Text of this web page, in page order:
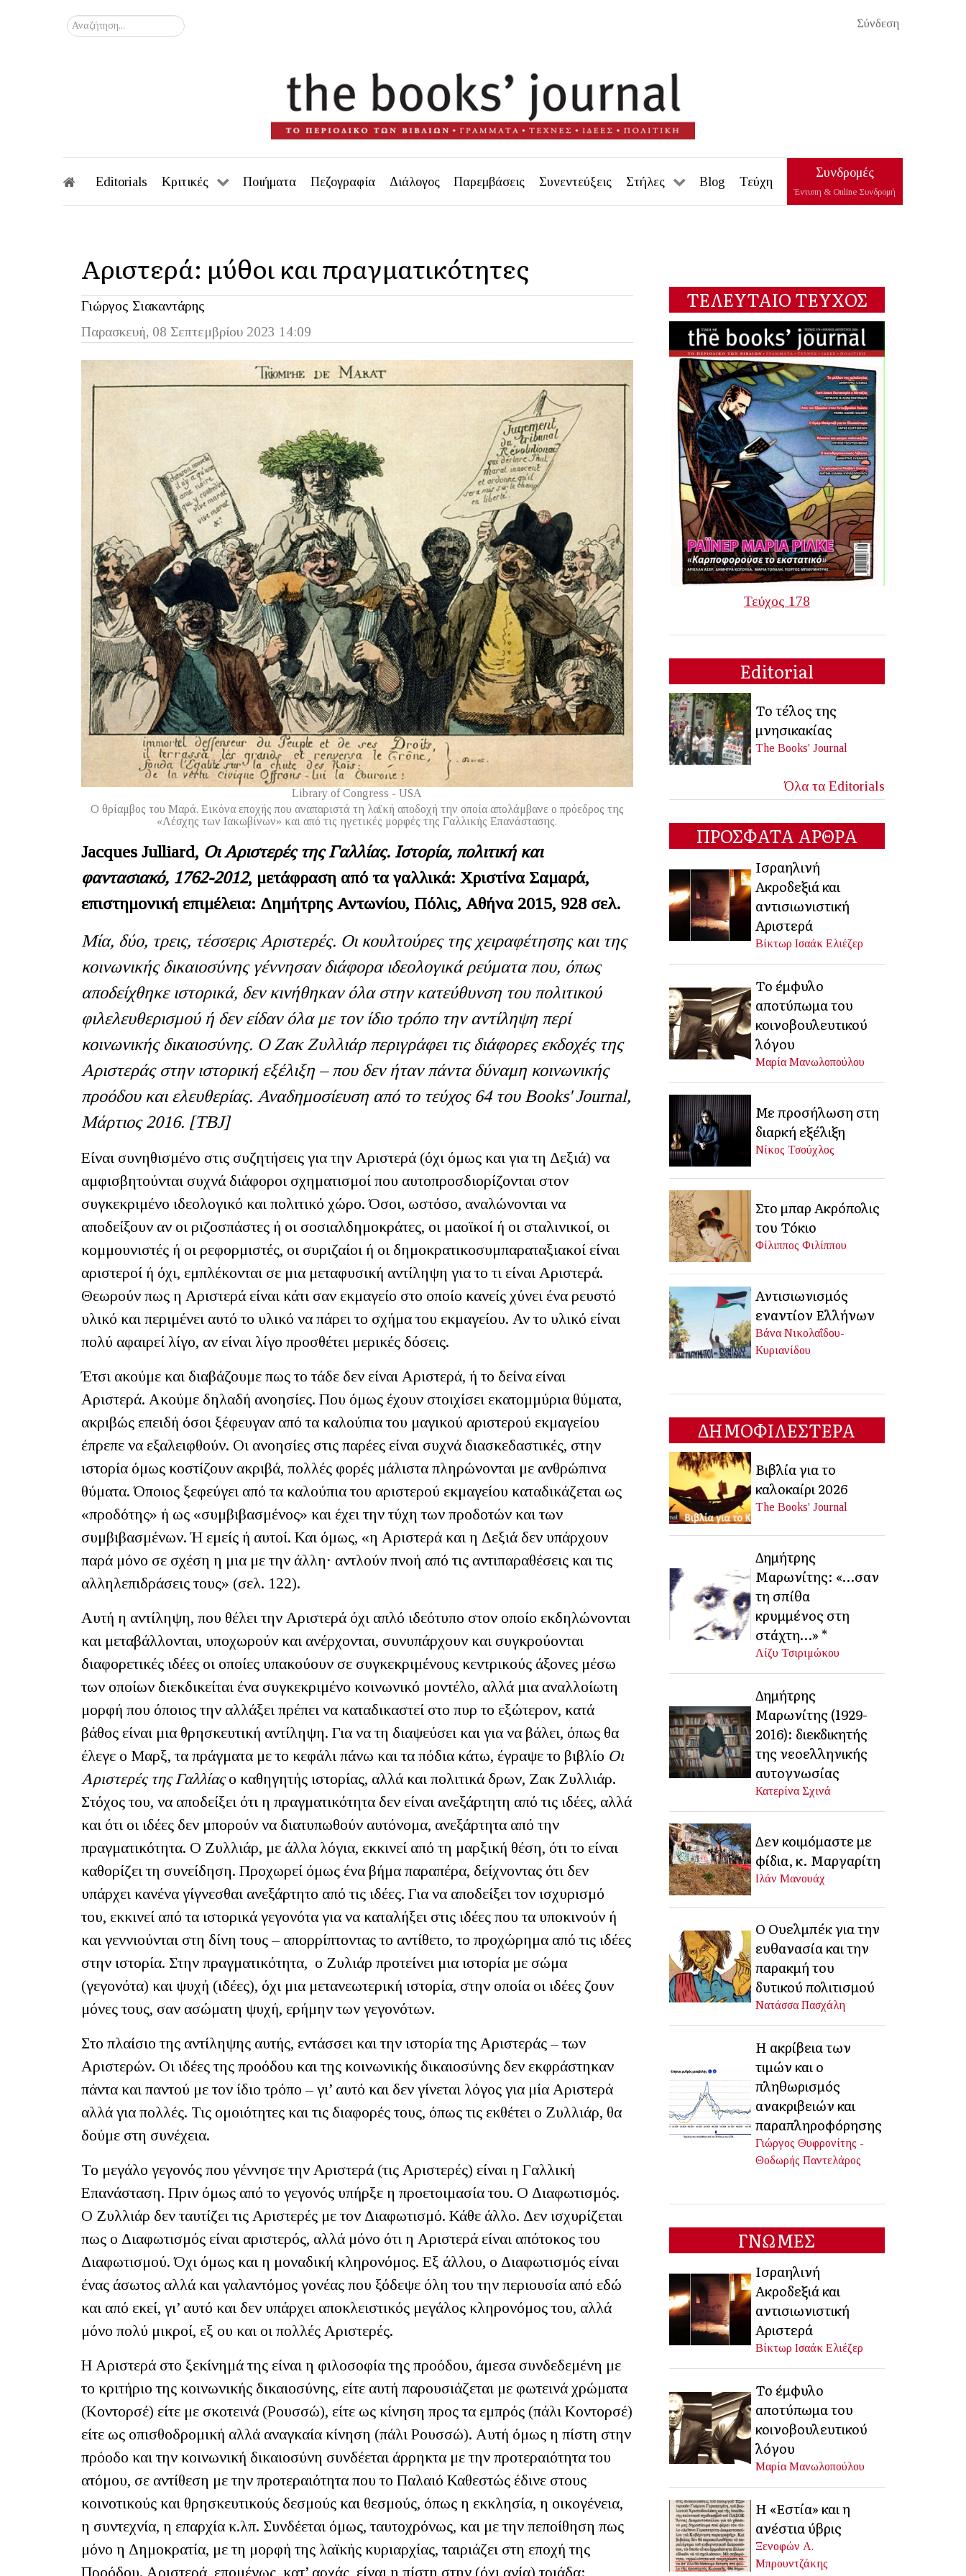
Σύνδεση
Αναζήτηση...
Editorials Κριτικές Ποιήματα Πεζογραφία Διάλογος Παρεμβάσεις Συνεντεύξεις Στήλες Blog Τεύχη
Συνδρομές
Έντυπη & Online Συνδρομή
Αριστερά: μύθοι και πραγματικότητες
Γιώργος Σιακαντάρης
Παρασκευή, 08 Σεπτεμβρίου 2023 14:09
Library of Congress - USA
Ο θρίαμβος του Μαρά. Εικόνα εποχής που αναπαριστά τη λαϊκή αποδοχή την οποία απολάμβανε ο πρόεδρος της
«Λέσχης των Ιακωβίνων» και από τις ηγετικές μορφές της Γαλλικής Επανάστασης.
Jacques Julliard, Οι Αριστερές της Γαλλίας. Ιστορία, πολιτική και
φαντασιακό, 1762-2012, μετάφραση από τα γαλλικά: Χριστίνα Σαμαρά,
επιστημονική επιμέλεια: Δημήτρης Αντωνίου, Πόλις, Αθήνα 2015, 928 σελ.
Μία, δύο, τρεις, τέσσερις Αριστερές. Οι κουλτούρες της χειραφέτησης και της
κοινωνικής δικαιοσύνης γέννησαν διάφορα ιδεολογικά ρεύματα που, όπως
αποδείχθηκε ιστορικά, δεν κινήθηκαν όλα στην κατεύθυνση του πολιτικού
φιλελευθερισμού ή δεν είδαν όλα με τον ίδιο τρόπο την αντίληψη περί
κοινωνικής δικαιοσύνης. Ο Ζακ Ζυλλιάρ περιγράφει τις διάφορες εκδοχές της
Αριστεράς στην ιστορική εξέλιξη – που δεν ήταν πάντα δύναμη κοινωνικής
προόδου και ελευθερίας. Αναδημοσίευση από το τεύχος 64 του Books' Journal,
Μάρτιος 2016. [ΤΒJ]
Είναι συνηθισμένο στις συζητήσεις για την Αριστερά (όχι όμως και για τη Δεξιά) να
αμφισβητούνται συχνά διάφοροι σχηματισμοί που αυτοπροσδιορίζονται στον
συγκεκριμένο ιδεολογικό και πολιτικό χώρο. Όσοι, ωστόσο, αναλώνονται να
αποδείξουν αν οι ριζοσπάστες ή οι σοσιαλδημοκράτες, οι μαοϊκοί ή οι σταλινικοί, οι
κομμουνιστές ή οι ρεφορμιστές, οι συριζαίοι ή οι δημοκρατικοσυμπαραταξιακοί είναι
αριστεροί ή όχι, εμπλέκονται σε μια μεταφυσική αντίληψη για το τι είναι Αριστερά.
Θεωρούν πως η Αριστερά είναι κάτι σαν εκμαγείο στο οποίο κανείς χύνει ένα ρευστό
υλικό και περιμένει αυτό το υλικό να πάρει το σχήμα του εκμαγείου. Αν το υλικό είναι
πολύ αφαιρεί λίγο, αν είναι λίγο προσθέτει μερικές δόσεις.
Έτσι ακούμε και διαβάζουμε πως το τάδε δεν είναι Αριστερά, ή το δείνα είναι
Αριστερά. Ακούμε δηλαδή ανοησίες. Που όμως έχουν στοιχίσει εκατομμύρια θύματα,
ακριβώς επειδή όσοι ξέφευγαν από τα καλούπια του μαγικού αριστερού εκμαγείου
έπρεπε να εξαλειφθούν. Οι ανοησίες στις παρέες είναι συχνά διασκεδαστικές, στην
ιστορία όμως κοστίζουν ακριβά, πολλές φορές μάλιστα πληρώνονται με ανθρώπινα
θύματα. Όποιος ξεφεύγει από τα καλούπια του αριστερού εκμαγείου καταδικάζεται ως
«προδότης» ή ως «συμβιβασμένος» και έχει την τύχη των προδοτών και των
συμβιβασμένων. Ή εμείς ή αυτοί. Και όμως, «η Αριστερά και η Δεξιά δεν υπάρχουν
παρά μόνο σε σχέση η μια με την άλλη· αντλούν πνοή από τις αντιπαραθέσεις και τις
αλληλεπιδράσεις τους» (σελ. 122).
Αυτή η αντίληψη, που θέλει την Αριστερά όχι απλό ιδεότυπο στον οποίο εκδηλώνονται
και μεταβάλλονται, υποχωρούν και ανέρχονται, συνυπάρχουν και συγκρούονται
διαφορετικές ιδέες οι οποίες υπακούουν σε συγκεκριμένους κεντρικούς άξονες μέσω
των οποίων διεκδικείται ένα συγκεκριμένο κοινωνικό μοντέλο, αλλά μια αναλλοίωτη
μορφή που όποιος την αλλάξει πρέπει να καταδικαστεί στο πυρ το εξώτερον, κατά
βάθος είναι μια θρησκευτική αντίληψη. Για να τη διαψεύσει και για να βάλει, όπως θα
έλεγε ο Μαρξ, τα πράγματα με το κεφάλι πάνω και τα πόδια κάτω, έγραψε το βιβλίο Οι
Αριστερές της Γαλλίαςο καθηγητής ιστορίας, αλλά και πολιτικά δρων, Ζακ Ζυλλιάρ.
Στόχος του, να αποδείξει ότι η πραγματικότητα δεν είναι ανεξάρτητη από τις ιδέες, αλλά
και ότι οι ιδέες δεν μπορούν να διατυπωθούν αυτόνομα, ανεξάρτητα από την
πραγματικότητα. Ο Ζυλλιάρ, με άλλα λόγια, εκκινεί από τη μαρξική θέση, ότι το είναι
καθορίζει τη συνείδηση. Προχωρεί όμως ένα βήμα παραπέρα, δείχνοντας ότι δεν
υπάρχει κανένα γίγνεσθαι ανεξάρτητο από τις ιδέες. Για να αποδείξει τον ισχυρισμό
του, εκκινεί από τα ιστορικά γεγονότα για να καταλήξει στις ιδέες που τα υποκινούν ή
και γεννιούνται στη δίνη τους – απορρίπτοντας το αντίθετο, το προχώρημα από τις ιδέες
στην ιστορία. Στην πραγματικότητα, ο Ζυλιάρ προτείνει μια ιστορία με σώμα
(γεγονότα) και ψυχή (ιδέες), όχι μια μετανεωτερική ιστορία, στην οποία οι ιδέες ζουν
μόνες τους, σαν ασώματη ψυχή, ερήμην των γεγονότων.
Στο πλαίσιο της αντίληψης αυτής, εντάσσει και την ιστορία της Αριστεράς – των
Αριστερών. Οι ιδέες της προόδου και της κοινωνικής δικαιοσύνης δεν εκφράστηκαν
πάντα και παντού με τον ίδιο τρόπο – γι’ αυτό και δεν γίνεται λόγος για μία Αριστερά
αλλά για πολλές. Τις ομοιότητες και τις διαφορές τους, όπως τις εκθέτει ο Ζυλλιάρ, θα
δούμε στη συνέχεια.
Το μεγάλο γεγονός που γέννησε την Αριστερά (τις Αριστερές) είναι η Γαλλική
Επανάσταση. Πριν όμως από το γεγονός υπήρξε η προετοιμασία του. Ο Διαφωτισμός.
Ο Ζυλλιάρ δεν ταυτίζει τις Αριστερές με τον Διαφωτισμό. Κάθε άλλο. Δεν ισχυρίζεται
πως ο Διαφωτισμός είναι αριστερός, αλλά μόνο ότι η Αριστερά είναι απότοκος του
Διαφωτισμού. Όχι όμως και η μοναδική κληρονόμος. Εξ άλλου, ο Διαφωτισμός είναι
ένας άσωτος αλλά και γαλαντόμος γονέας που ξόδεψε όλη του την περιουσία από εδώ
και από εκεί, γι’ αυτό και δεν υπάρχει αποκλειστικός μεγάλος κληρονόμος του, αλλά
μόνο πολύ μικροί, εξ ου και οι πολλές Αριστερές.
Η Αριστερά στο ξεκίνημά της είναι η φιλοσοφία της προόδου, άμεσα συνδεδεμένη με
το κριτήριο της κοινωνικής δικαιοσύνης, είτε αυτή παρουσιάζεται με φωτεινά χρώματα
(Κοντορσέ) είτε με σκοτεινά (Ρουσσώ), είτε ως κίνηση προς τα εμπρός (πάλι Κοντορσέ)
είτε ως οπισθοδρομική αλλά αναγκαία κίνηση (πάλι Ρουσσώ). Αυτή όμως η πίστη στην
πρόοδο και την κοινωνική δικαιοσύνη συνδέεται άρρηκτα με την προτεραιότητα του
ατόμου, σε αντίθεση με την προτεραιότητα που το Παλαιό Καθεστώς έδινε στους
κοινοτικούς και θρησκευτικούς δεσμούς και θεσμούς, όπως η εκκλησία, η οικογένεια,
η συντεχνία, η επαρχία κ.λπ. Συνδέεται όμως, ταυτοχρόνως, και με την πεποίθηση πως
μόνο η Δημοκρατία, με τη μορφή της λαϊκής κυριαρχίας, ταιριάζει στη εποχή της
Προόδου. Αριστερά, επομένως, κατ’ αρχάς, είναι η πίστη στην (όχι αγία) τριάδα:
ΤΕΛΕΥΤΑΙΟ ΤΕΥΧΟΣ
Τεύχος 178
Editorial
Το τέλος της
μνησικακίας
The Books' Journal
Όλα τα Editorials
ΠΡΟΣΦΑΤΑ ΑΡΘΡΑ
Ισραηλινή
Ακροδεξιά και
αντισιωνιστική
Αριστερά
Βίκτωρ Ισαάκ Ελιέζερ
Το έμφυλο
αποτύπωμα του
κοινοβουλευτικού
λόγου
Μαρία Μανωλοπούλου
Με προσήλωση στη
διαρκή εξέλιξη
Νίκος Τσούχλος
Στο μπαρ Ακρόπολις
του Τόκιο
Φίλιππος Φιλίππου
Αντισιωνισμός
εναντίον Ελλήνων
Βάνα Νικολαΐδου-
Κυριανίδου
ΔΗΜΟΦΙΛΕΣΤΕΡΑ
Βιβλία για το
καλοκαίρι 2026
The Books' Journal
Δημήτρης
Μαρωνίτης: «…σαν
τη σπίθα
κρυμμένος στη
στάχτη…» *
Λίζυ Τσιριμώκου
Δημήτρης
Μαρωνίτης (1929-
2016): διεκδικητής
της νεοελληνικής
αυτογνωσίας
Κατερίνα Σχινά
Δεν κοιμόμαστε με
φίδια, κ. Μαργαρίτη
Ιλάν Μανουάχ
Ο Ουελμπέκ για την
ευθανασία και την
παρακμή του
δυτικού πολιτισμού
Νατάσσα Πασχάλη
Η ακρίβεια των
τιμών και ο
πληθωρισμός
ανακριβειών και
παραπληροφόρησης
Γιώργος Θυφρονίτης -
Θοδωρής Παντελάρος
ΓΝΩΜΕΣ
Ισραηλινή
Ακροδεξιά και
αντισιωνιστική
Αριστερά
Βίκτωρ Ισαάκ Ελιέζερ
Το έμφυλο
αποτύπωμα του
κοινοβουλευτικού
λόγου
Μαρία Μανωλοπούλου
Η «Εστία» και η
ανέστια ύβρις
Ξενοφών Α.
Μπρουντζάκης